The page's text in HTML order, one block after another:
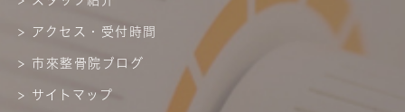
> アクセス・受付時間
> 市來整骨院ブログ
> サイトマップ